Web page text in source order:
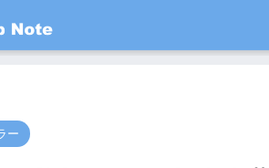
ー